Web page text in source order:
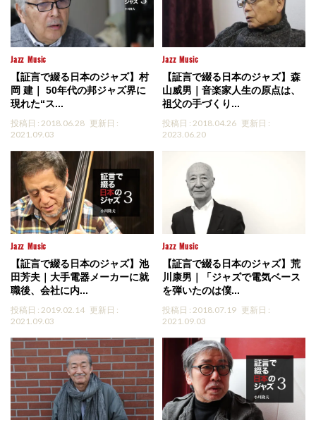
Jazz Music
【証言で綴る日本のジャズ】村
岡 建｜ 50年代の邦ジャズ界に
現れた“ス...
投稿日 : 2018.06.28 更新日 :
2021.09.03
Jazz Music
【証言で綴る日本のジャズ】森
山威男｜音楽家人生の原点は、
祖父の手づくり...
投稿日 : 2018.04.26 更新日 :
2023.06.20
Jazz Music
【証言で綴る日本のジャズ】池
田芳夫｜大手電器メーカーに就
職後、会社に内...
投稿日 : 2019.02.14 更新日 :
2021.09.03
Jazz Music
【証言で綴る日本のジャズ】荒
川康男｜「ジャズで電気ベース
を弾いたのは僕...
投稿日 : 2018.07.19 更新日 :
2021.09.03